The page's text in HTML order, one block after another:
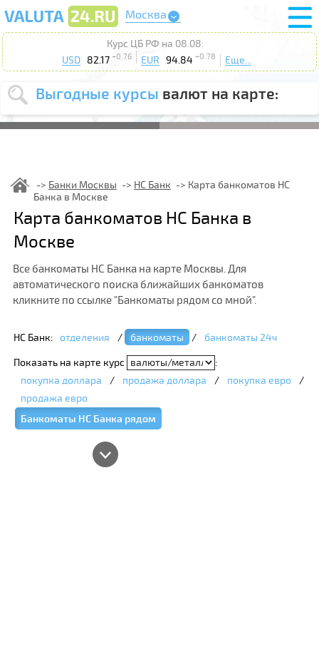
Москва
Курс ЦБ РФ на 08.08:
USD
82.17 +0.76 EUR 94.84 +0.78 Еще...
Выгодные курсы валют на карте:
Выберите
USD EUR
курс от
Выберите
действие: Продать
Банки Москвы НС Банк
Карта банкоматов НС
Банка в Москве
Карта банкоматов НС Банка в
Москве
Все банкоматы НС Банка на карте Москвы. Для
автоматического поиска ближайших банкоматов
кликните по ссылке "Банкоматы рядом со мной".
НС Банк: отделения / банкоматы / банкоматы 24ч
Показать на карте курс
:
покупка доллара
/ продажа доллара / покупка евро
/
продажа евро
Банкоматы НС Банка рядом